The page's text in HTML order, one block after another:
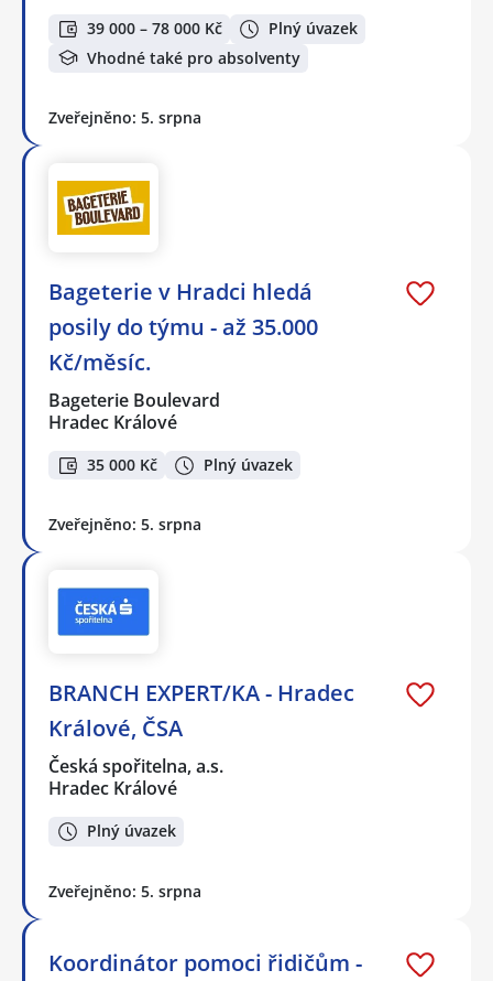
39 000 – 78 000 Kč
Plný úvazek
Vhodné také pro absolventy
Zveřejněno: 5. srpna
Bageterie v Hradci hledá
posily do týmu - až 35.000
Kč/měsíc.
Bageterie Boulevard
Hradec Králové
35 000 Kč Plný úvazek
Zveřejněno: 5. srpna
BRANCH EXPERT/KA - Hradec
Králové, ČSA
Česká spořitelna, a.s.
Hradec Králové
Plný úvazek
Zveřejněno: 5. srpna
Koordinátor pomoci řidičům -